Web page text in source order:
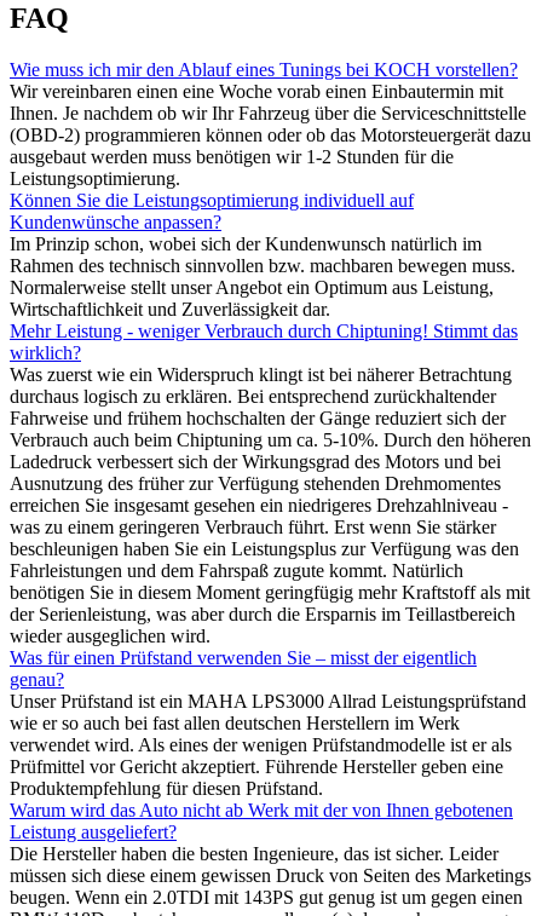
FAQ
Wie muss ich mir den Ablauf eines Tunings bei KOCH vorstellen?
Wir vereinbaren einen eine Woche vorab einen Einbautermin mit
Ihnen. Je nachdem ob wir Ihr Fahrzeug über die Serviceschnittstelle
(OBD-2) programmieren können oder ob das Motorsteuergerät dazu
ausgebaut werden muss benötigen wir 1-2 Stunden für die
Leistungsoptimierung.
Können Sie die Leistungsoptimierung individuell auf
Kundenwünsche anpassen?
Im Prinzip schon, wobei sich der Kundenwunsch natürlich im
Rahmen des technisch sinnvollen bzw. machbaren bewegen muss.
Normalerweise stellt unser Angebot ein Optimum aus Leistung,
Wirtschaftlichkeit und Zuverlässigkeit dar.
Mehr Leistung - weniger Verbrauch durch Chiptuning! Stimmt das
wirklich?
Was zuerst wie ein Widerspruch klingt ist bei näherer Betrachtung
durchaus logisch zu erklären. Bei entsprechend zurückhaltender
Fahrweise und frühem hochschalten der Gänge reduziert sich der
Verbrauch auch beim Chiptuning um ca. 5-10%. Durch den höheren
Ladedruck verbessert sich der Wirkungsgrad des Motors und bei
Ausnutzung des früher zur Verfügung stehenden Drehmomentes
erreichen Sie insgesamt gesehen ein niedrigeres Drehzahlniveau -
was zu einem geringeren Verbrauch führt. Erst wenn Sie stärker
beschleunigen haben Sie ein Leistungsplus zur Verfügung was den
Fahrleistungen und dem Fahrspaß zugute kommt. Natürlich
benötigen Sie in diesem Moment geringfügig mehr Kraftstoff als mit
der Serienleistung, was aber durch die Ersparnis im Teillastbereich
wieder ausgeglichen wird.
Was für einen Prüfstand verwenden Sie – misst der eigentlich
genau?
Unser Prüfstand ist ein MAHA LPS3000 Allrad Leistungsprüfstand
wie er so auch bei fast allen deutschen Herstellern im Werk
verwendet wird. Als eines der wenigen Prüfstandmodelle ist er als
Prüfmittel vor Gericht akzeptiert. Führende Hersteller geben eine
Produktempfehlung für diesen Prüfstand.
Warum wird das Auto nicht ab Werk mit der von Ihnen gebotenen
Leistung ausgeliefert?
Die Hersteller haben die besten Ingenieure, das ist sicher. Leider
müssen sich diese einem gewissen Druck von Seiten des Marketings
beugen. Wenn ein 2.0TDI mit 143PS gut genug ist um gegen einen